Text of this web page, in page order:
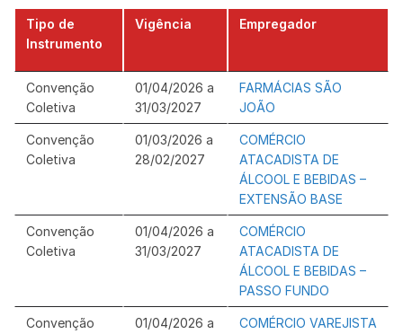
Tipo de
Instrumento
Vigência Empregador
Convenção
Coletiva
01/04/2026 a
31/03/2027
FARMÁCIAS SÃO
JOÃO
Convenção
Coletiva
01/03/2026 a
28/02/2027
COMÉRCIO
ATACADISTA DE
ÁLCOOL E BEBIDAS –
EXTENSÃO BASE
Convenção
Coletiva
01/04/2026 a
31/03/2027
COMÉRCIO
ATACADISTA DE
ÁLCOOL E BEBIDAS –
PASSO FUNDO
Convenção
01/04/2026 a
COMÉRCIO VAREJISTA